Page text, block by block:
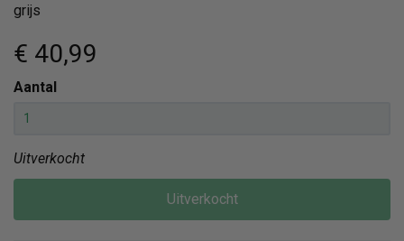
grijs
€ 40,99
Aantal
Uitverkocht
Uitverkocht